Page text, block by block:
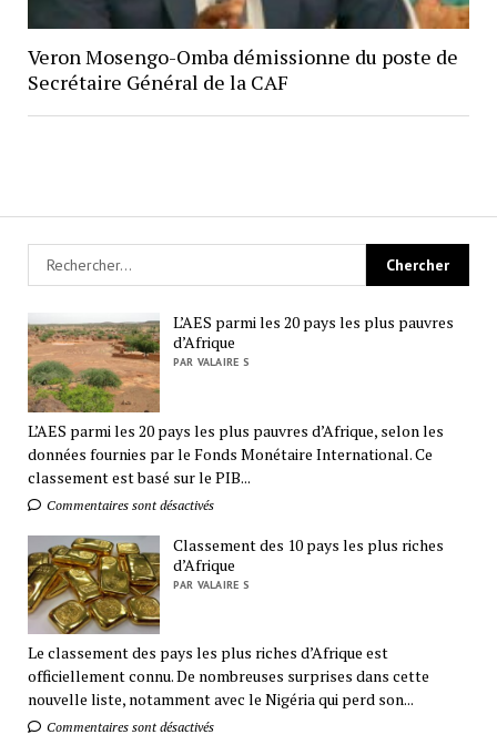
Veron Mosengo-Omba démissionne du poste de
Secrétaire Général de la CAF
L’AES parmi les 20 pays les plus pauvres
d’Afrique
PAR VALAIRE S
L’AES parmi les 20 pays les plus pauvres d’Afrique, selon les
données fournies par le Fonds Monétaire International. Ce
classement est basé sur le PIB...
Commentaires sont désactivés
Classement des 10 pays les plus riches
d’Afrique
PAR VALAIRE S
Le classement des pays les plus riches d’Afrique est
officiellement connu. De nombreuses surprises dans cette
nouvelle liste, notamment avec le Nigéria qui perd son...
Commentaires sont désactivés